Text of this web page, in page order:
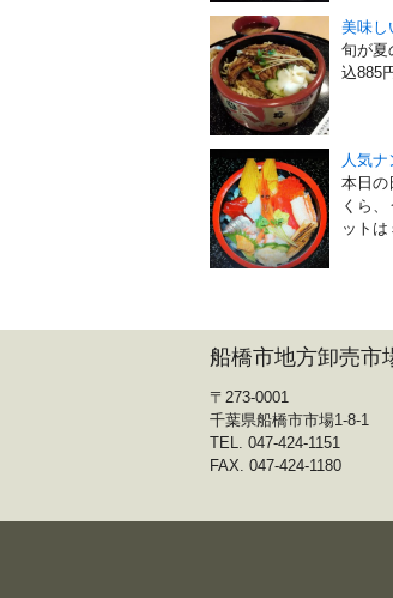
美味し
旬が夏
込885
人気
本日の
くら
ット
船橋市地方卸売市
〒273-0001
千葉県船橋市市場1-8-1
TEL. 047-424-1151
FAX. 047-424-1180